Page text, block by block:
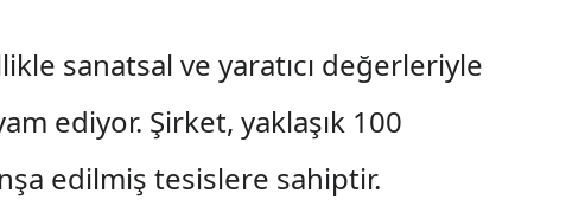
sanatsal ve yaratıcı değerleriyle
ediyor. Şirket, yaklaşık 100
edilmiş tesislere sahiptir.